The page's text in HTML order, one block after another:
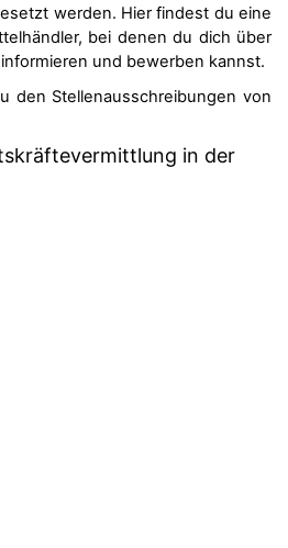
werden. Hier findest du eine
bei denen du dich über
und bewerben kannst.
den Stellenausschreibungen von
in der